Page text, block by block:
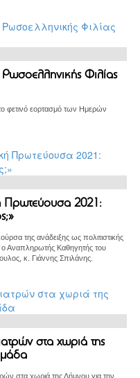
Φιλίας
φετινό εορτασμό των Ημερών
Πρωτεύουσα 2021:
της ανάδειξης ως πολιτιστικής
Αναπληρωτής Καθηγητής του
κ. Γιάννης Σπιλάνης.
στα χωριά της
στα χωριά της Λήμνου για την